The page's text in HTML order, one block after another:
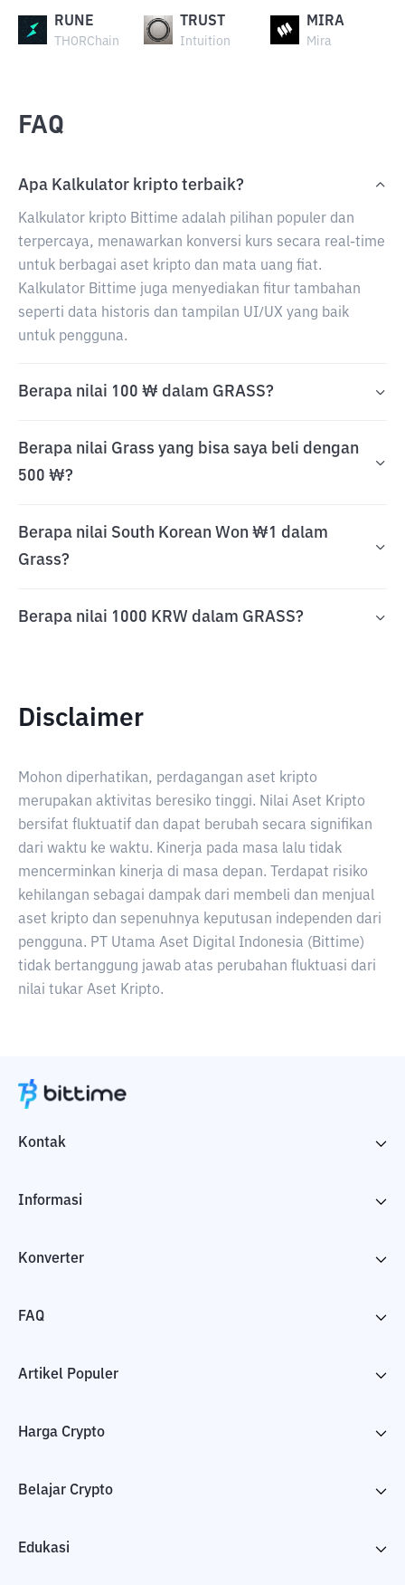
RUNE
THORChain
TRUST
Intuition
MIRA
Mira
FAQ
Apa Kalkulator kripto terbaik?
Kalkulator kripto Bittime adalah pilihan populer dan
terpercaya, menawarkan konversi kurs secara real-time
untuk berbagai aset kripto dan mata uang fiat.
Kalkulator Bittime juga menyediakan fitur tambahan
seperti data historis dan tampilan UI/UX yang baik
untuk pengguna.
Berapa nilai 100 ₩ dalam GRASS?
Berapa nilai Grass yang bisa saya beli dengan
500 ₩?
Berapa nilai South Korean Won ₩1 dalam
Grass?
Berapa nilai 1000 KRW dalam GRASS?
Disclaimer
Mohon diperhatikan, perdagangan aset kripto
merupakan aktivitas beresiko tinggi. Nilai Aset Kripto
bersifat fluktuatif dan dapat berubah secara signifikan
dari waktu ke waktu. Kinerja pada masa lalu tidak
mencerminkan kinerja di masa depan. Terdapat risiko
kehilangan sebagai dampak dari membeli dan menjual
aset kripto dan sepenuhnya keputusan independen dari
pengguna. PT Utama Aset Digital Indonesia (Bittime)
tidak bertanggung jawab atas perubahan fluktuasi dari
nilai tukar Aset Kripto.
Kontak
Informasi
Konverter
FAQ
Artikel Populer
Harga Crypto
Belajar Crypto
Edukasi